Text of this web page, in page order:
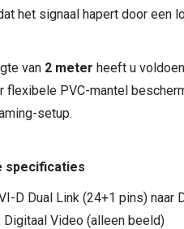
het signaal hapert door een
van 2 meter heeft u
flexibele PVC-mantel
setup.
specificaties
D Dual Link (24+1 pins) naar
Digitaal Video (alleen beeld)